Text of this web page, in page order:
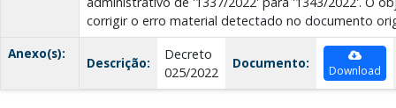
corrigir o erro material detectado no documento
Anexo(s):
Descrição:
Decreto
025/2022
Documento: Download